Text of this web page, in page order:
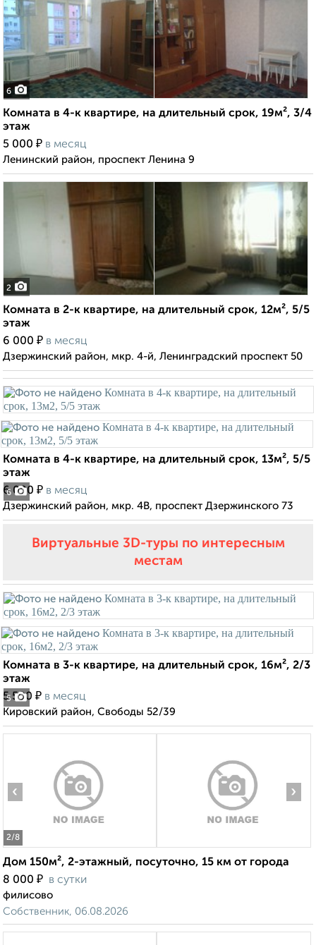
6
Комната в 4-к квартире, на длительный срок, 19м², 3/4
этаж
5 000 ₽ в месяц
Ленинский район, проспект Ленина 9
2
Комната в 2-к квартире, на длительный срок, 12м², 5/5
этаж
6 000 ₽ в месяц
Дзержинский район, мкр. 4-й, Ленинградский проспект 50
6
Комната в 4-к квартире, на длительный срок, 13м², 5/5
этаж
6 000 ₽ в месяц
Дзержинский район, мкр. 4В, проспект Дзержинского 73
Виртуальные 3D-туры по интересным
местам
5
Комната в 3-к квартире, на длительный срок, 16м², 2/3
этаж
5 500 ₽ в месяц
Кировский район, Свободы 52/39
2/8
‹ ›
Дом 150м², 2-этажный, посуточно, 15 км от города
8 000 ₽ в сутки
филисово
Собственник, 06.08.2026